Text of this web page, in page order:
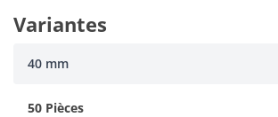
Variantes
40 mm
50 Pièces